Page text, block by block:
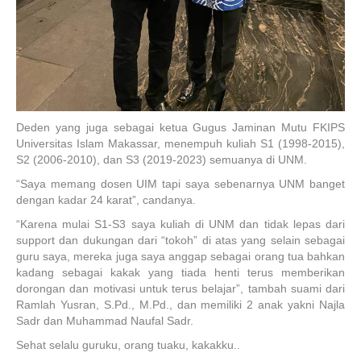
Deden yang juga sebagai ketua Gugus Jaminan Mutu FKIPS
Universitas Islam Makassar, menempuh kuliah S1 (1998-2015),
S2 (2006-2010), dan S3 (2019-2023) semuanya di UNM.
“Saya memang dosen UIM tapi saya sebenarnya UNM banget
dengan kadar 24 karat”, candanya.
“Karena mulai S1-S3 saya kuliah di UNM dan tidak lepas dari
support dan dukungan dari “tokoh” di atas yang selain sebagai
guru saya, mereka juga saya anggap sebagai orang tua bahkan
kadang sebagai kakak yang tiada henti terus memberikan
dorongan dan motivasi untuk terus belajar”, tambah suami dari
Ramlah Yusran, S.Pd., M.Pd., dan memiliki 2 anak yakni Najla
Sadr dan Muhammad Naufal Sadr.
Sehat selalu guruku, orang tuaku, kakakku..